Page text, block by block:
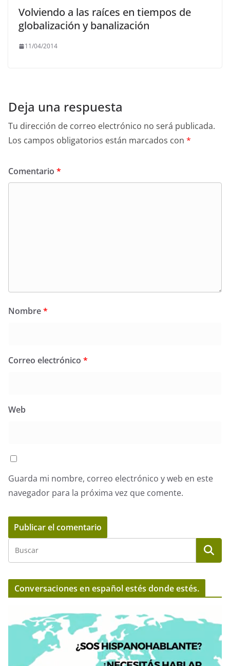
Volviendo a las raíces en tiempos de
globalización y banalización
11/04/2014
Deja una respuesta
Tu dirección de correo electrónico no será publicada.
Los campos obligatorios están marcados con *
Comentario *
Nombre*
Correo electrónico *
Web
Guarda mi nombre, correo electrónico y web en este
navegador para la próxima vez que comente.
Conversaciones en español estés donde estés.
e